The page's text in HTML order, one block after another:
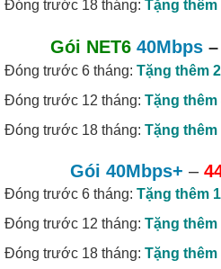
Đóng trước 18 tháng: Tặng thêm
Gói NET640Mbps–
Đóng trước 6 tháng: Tặng thêm
Đóng trước 12 tháng: Tặng thêm
Đóng trước 18 tháng: Tặng thêm
Gói 40Mbps+ –
Đóng trước 6 tháng: Tặng thêm
Đóng trước 12 tháng: Tặng thêm
Đóng trước 18 tháng: Tặng thêm